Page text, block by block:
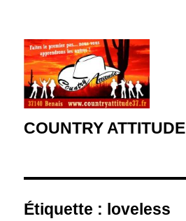
COUNTRY ATTITUDE
Étiquette : loveless